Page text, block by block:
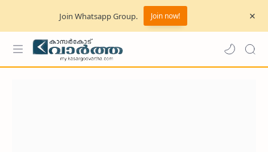
Join Whatsapp Group. Join now!